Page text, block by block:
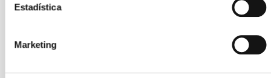
Estadística
Marketing
Zaragoza
ARIDOS BLESA, S.L.U.